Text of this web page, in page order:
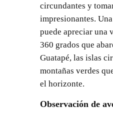
circundantes y
impresionantes.
puede apreciar una
360 grados que
Guatapé, las islas
montañas verdes
el horizonte.
Observación de